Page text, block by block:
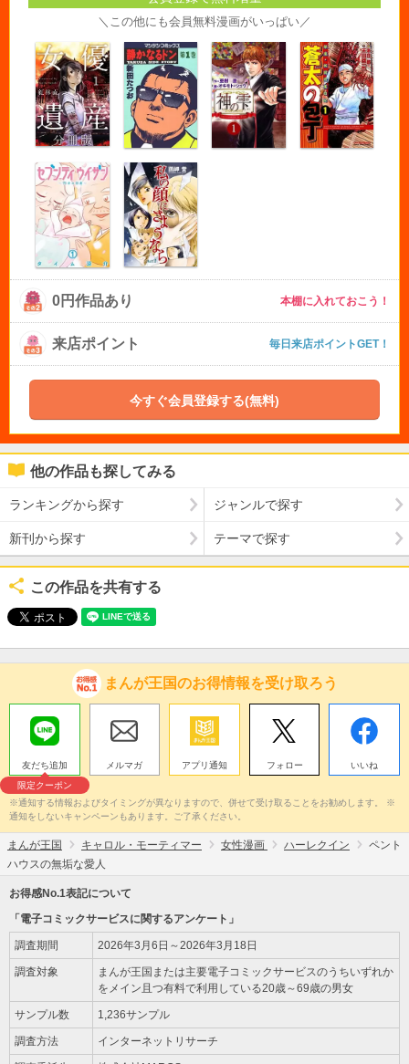
＼この他にも会員無料漫画がいっぱい／
0円作品あり 本棚に入れておこう！
来店ポイント 毎日来店ポイントGET！
今すぐ会員登録する(無料)
他の作品も探してみる
ランキングから探す ジャンルで探す
新刊から探す テーマで探す
この作品を共有する
まんが王国のお得情報を受け取ろう
友だち追加
限定クーポン
メルマガ アプリ通知 フォロー いいね
※通知する情報およびタイミングが異なりますので、併せて受け取ることをお勧めします。 ※
通知をしないキャンペーンもあります。ご了承ください。
まんが王国 キャロル・モーティマー 女性漫画 ハーレクイン
ペント
ハウスの無垢な愛人
お得感No.1表記について
「電子コミックサービスに関するアンケート」
調査期間 2026年3月6日～2026年3月18日
調査対象
まんが王国または主要電子コミックサービスのうちいずれか
をメイン且つ有料で利用している20歳～69歳の男女
サンプル数 1,236サンプル
調査方法 インターネットリサーチ